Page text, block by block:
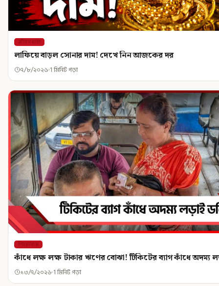
জীবনধারা
লাফিয়ে বাড়ল সোনার দাম! দেখে নিন আজকের দর
৭/৮/২০২৬ 1 মিনিট পড়া
শিরোনাম
কাঁধে লক্ষ লক্ষ টাকার ঋণের বোঝা! টিকিটের ব্যাগ কাঁধে অদম্য
১৩/৭/২০২৬ 1 মিনিট পড়া